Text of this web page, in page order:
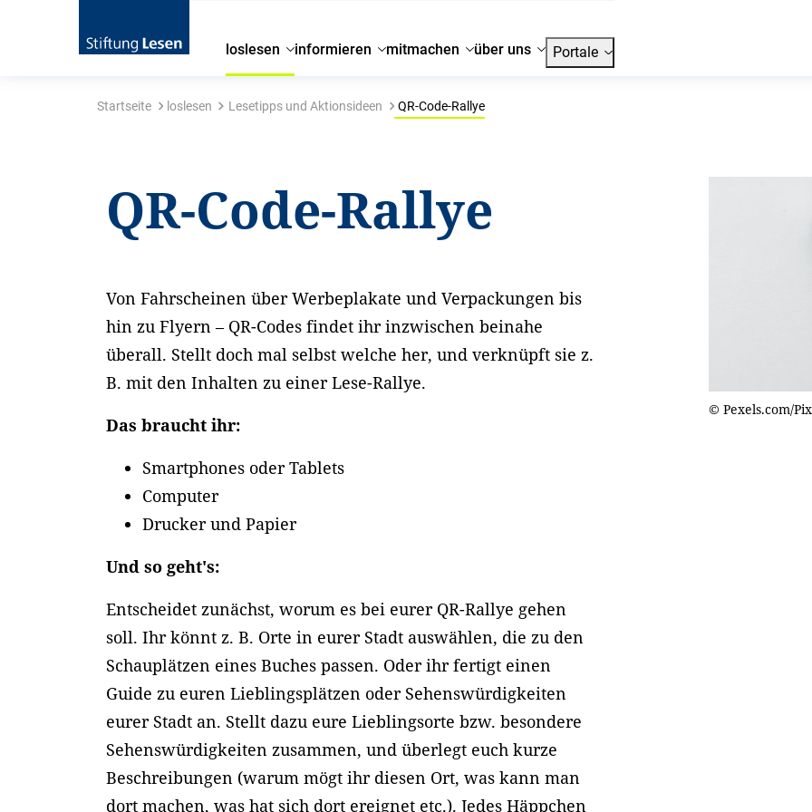
loslesen informieren mitmachen über uns Portale
Startseite loslesen Lesetipps und Aktionsideen QR-Code-Rallye
QR-Code-Rallye
Von Fahrscheinen über Werbeplakate und Verpackungen bis
hin zu Flyern – QR-Codes findet ihr inzwischen beinahe
überall. Stellt doch mal selbst welche her, und verknüpft sie z.
B. mit den Inhalten zu einer Lese-Rallye.
Das braucht ihr:
Smartphones oder Tablets
Computer
Drucker und Papier
Und so geht's:
Entscheidet zunächst, worum es bei eurer QR-Rallye gehen
soll. Ihr könnt z. B. Orte in eurer Stadt auswählen, die zu den
Schauplätzen eines Buches passen. Oder ihr fertigt einen
Guide zu euren Lieblingsplätzen oder Sehenswürdigkeiten
eurer Stadt an. Stellt dazu eure Lieblingsorte bzw. besondere
Sehenswürdigkeiten zusammen, und überlegt euch kurze
Beschreibungen (warum mögt ihr diesen Ort, was kann man
dort machen, was hat sich dort ereignet etc.). Jedes Häppchen
© Pexels.com/